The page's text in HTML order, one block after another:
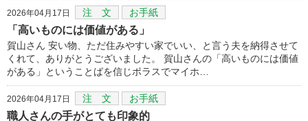
2026年04月17日 注 文 お手紙
「高いものには価値がある」
賀山さん 安い物、ただ住みやすい家でいい、と言う夫を納得させて
くれて、ありがとうございました。 賀山さんの「高いものには価値
がある」ということばを信じポラスでマイホ…
2026年04月17日 注 文 お手紙
職人さんの手がとても印象的